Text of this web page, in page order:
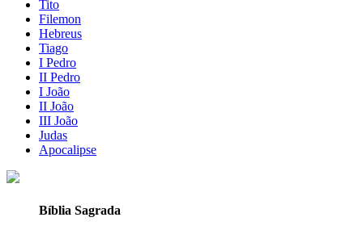
Tito
Filemon
Hebreus
Tiago
I Pedro
II Pedro
I João
II João
III João
Judas
Apocalipse
Bíblia Sagrada